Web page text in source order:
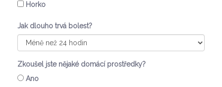
Horko
Jak dlouho trvá bolest?
Zkoušel jste nějaké domácí prostředky?
Ano